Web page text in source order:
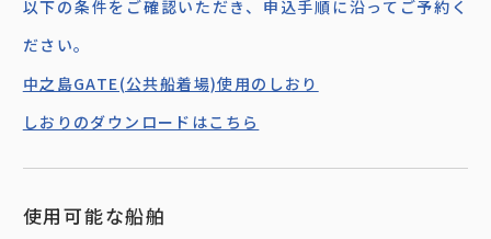
以下の条件をご確認いただき、申込手順に沿ってご予約く
ださい。
中之島GATE(公共船着場)使用のしおり
しおりのダウンロードはこちら
使用可能な船舶